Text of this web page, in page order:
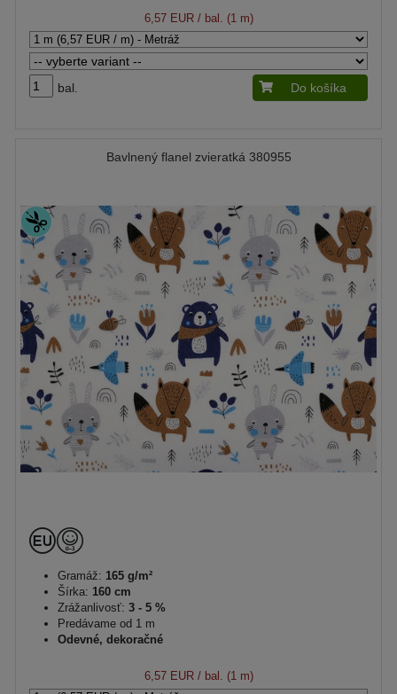
6,57 EUR/ bal. (1 m)
bal. Do košíka
Bavlnený flanel zvieratká 380955
Gramáž: 165 g/m²
Šírka: 160 cm
Zrážanlivosť: 3 - 5 %
Predávame od 1 m
Odevné, dekoračné
6,57 EUR/ bal. (1 m)